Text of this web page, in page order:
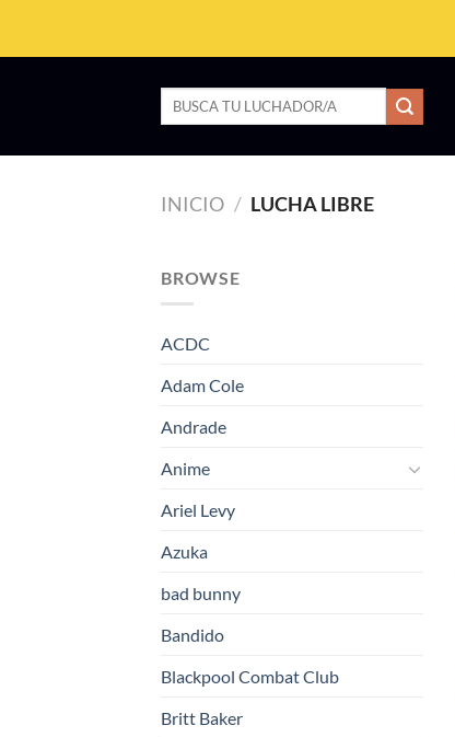
Buscar
INICIO / LUCHA LIBRE
BROWSE
ACDC
Adam Cole
Andrade
Anime
Ariel Levy
Azuka
bad bunny
Bandido
Blackpool Combat Club
Britt Baker